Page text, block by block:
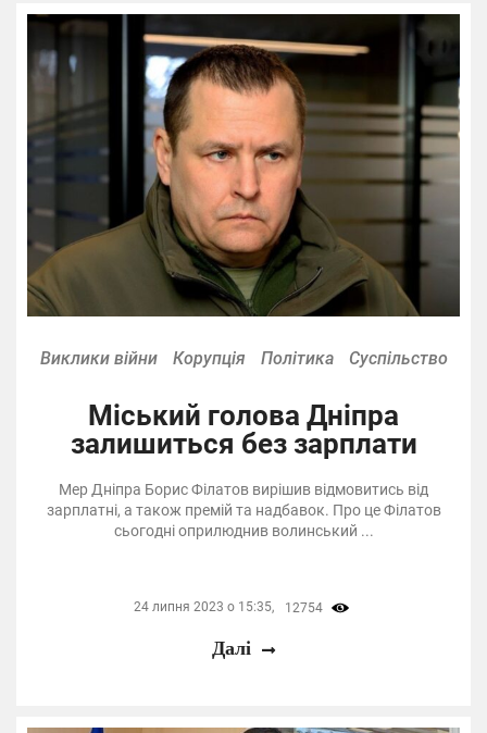
Виклики війни Корупція Політика Суспільство
Міський голова Дніпра
залишиться без зарплати
Мер Дніпра Борис Філатов вирішив відмовитись від
зарплатні, а також премій та надбавок. Про це Філатов
сьогодні оприлюднив волинський ...
24 липня 2023 о 15:35, 12754
Далі